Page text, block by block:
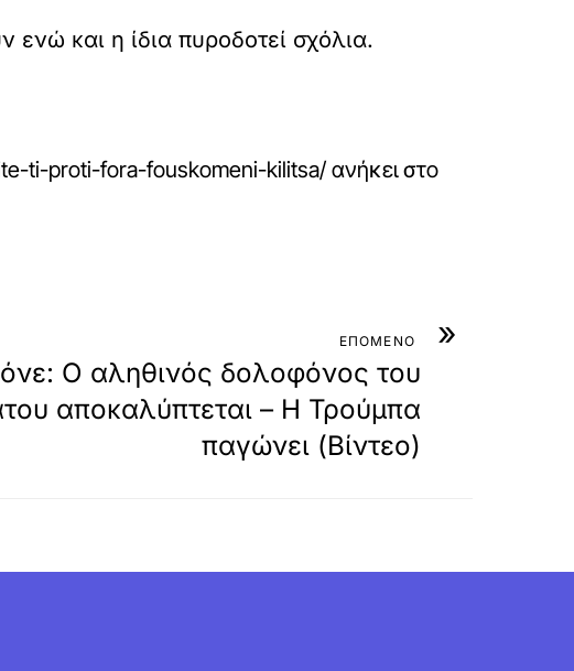
ενώ και η ίδια πυροδοτεί σχόλια.
ti-proti-fora-fouskomeni-kilitsa/ ανήκει στο
»
ΕΠΟΜΕΝΟ
Ο αληθινός δολοφόνος του
αποκαλύπτεται – Η Τρούμπα
παγώνει (Βίντεο)